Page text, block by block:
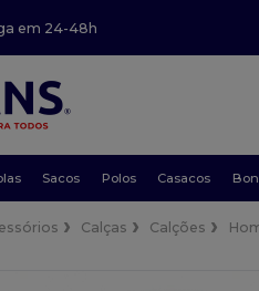
em 24-48h
Sacos Polos Casacos
Calças Calções